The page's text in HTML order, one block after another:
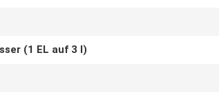
(1 EL auf 3 l)